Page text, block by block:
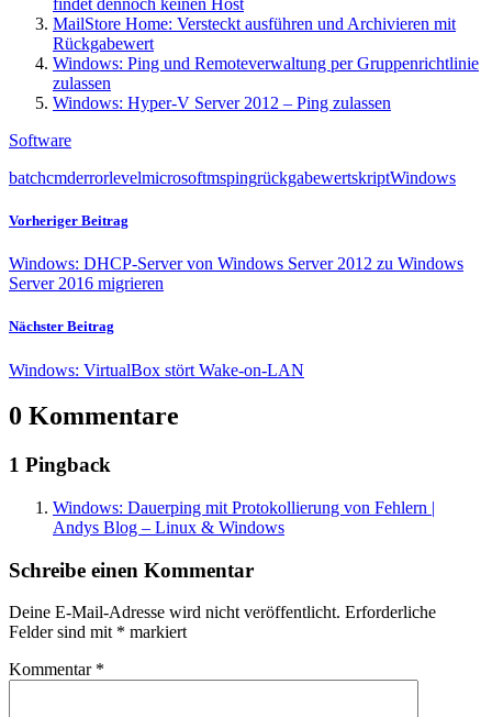
MailStore Home: Versteckt ausführen und Archivieren mit
Rückgabewert
Windows: Ping und Remoteverwaltung per Gruppenrichtlinie
zulassen
Windows: Hyper-V Server 2012 – Ping zulassen
Software
batchcmderrorlevelmicrosoftmspingrückgabewertskriptWindows
Vorheriger Beitrag
Windows: DHCP-Server von Windows Server 2012 zu Windows
Server 2016 migrieren
Nächster Beitrag
Windows: VirtualBox stört Wake-on-LAN
0 Kommentare
1 Pingback
Windows: Dauerping mit Protokollierung von Fehlern |
Andys Blog – Linux & Windows
Schreibe einen Kommentar
Deine E-Mail-Adresse wird nicht veröffentlicht. Erforderliche
Felder sind mit * markiert
Kommentar *